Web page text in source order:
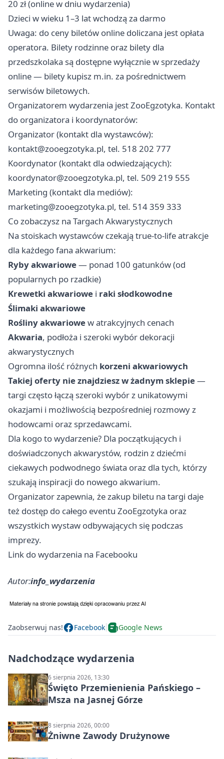
20 zł (online w dniu wydarzenia)
Dzieci w wieku 1–3 lat wchodzą za darmo
Uwaga: do ceny biletów online doliczana jest opłata
operatora. Bilety rodzinne oraz bilety dla
przedszkolaka są dostępne wyłącznie w sprzedaży
online — bilety kupisz m.in. za pośrednictwem
serwisów biletowych.
Organizatorem wydarzenia jest ZooEgzotyka. Kontakt
do organizatora i koordynatorów:
Organizator (kontakt dla wystawców):
kontakt@zooegzotyka.pl, tel. 518 202 777
Koordynator (kontakt dla odwiedzających):
koordynator@zooegzotyka.pl, tel. 509 219 555
Marketing (kontakt dla mediów):
marketing@zooegzotyka.pl, tel. 514 359 333
Co zobaczysz na Targach Akwarystycznych
Na stoiskach wystawców czekają true-to-life atrakcje
dla każdego fana akwarium:
Ryby akwariowe— ponad 100 gatunków (od
popularnych po rzadkie)
Krewetki akwariowe i raki słodkowodne
Ślimaki akwariowe
Rośliny akwariowew atrakcyjnych cenach
Akwaria, podłoża i szeroki wybór dekoracji
akwarystycznych
Ogromna ilość różnych korzeni akwariowych
Takiej oferty nie znajdziesz w żadnym sklepie—
targi często łączą szeroki wybór z unikatowymi
okazjami i możliwością bezpośredniej rozmowy z
hodowcami oraz sprzedawcami.
Dla kogo to wydarzenie? Dla początkujących i
doświadczonych akwarystów, rodzin z dziećmi
ciekawych podwodnego świata oraz dla tych, którzy
szukają inspiracji do nowego akwarium.
Organizator zapewnia, że zakup biletu na targi daje
też dostęp do całego eventu ZooEgzotyka oraz
wszystkich wystaw odbywających się podczas
imprezy.
Link do wydarzenia na Facebooku
Autor:info_wydarzenia
Zaobserwuj nas! Facebook Google News
Nadchodzące wydarzenia
6 sierpnia 2026, 13:30
Święto Przemienienia Pańskiego –
Msza na Jasnej Górze
8 sierpnia 2026, 00:00
Żniwne Zawody Drużynowe